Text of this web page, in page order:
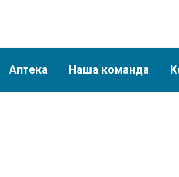
Аптека Наша команда